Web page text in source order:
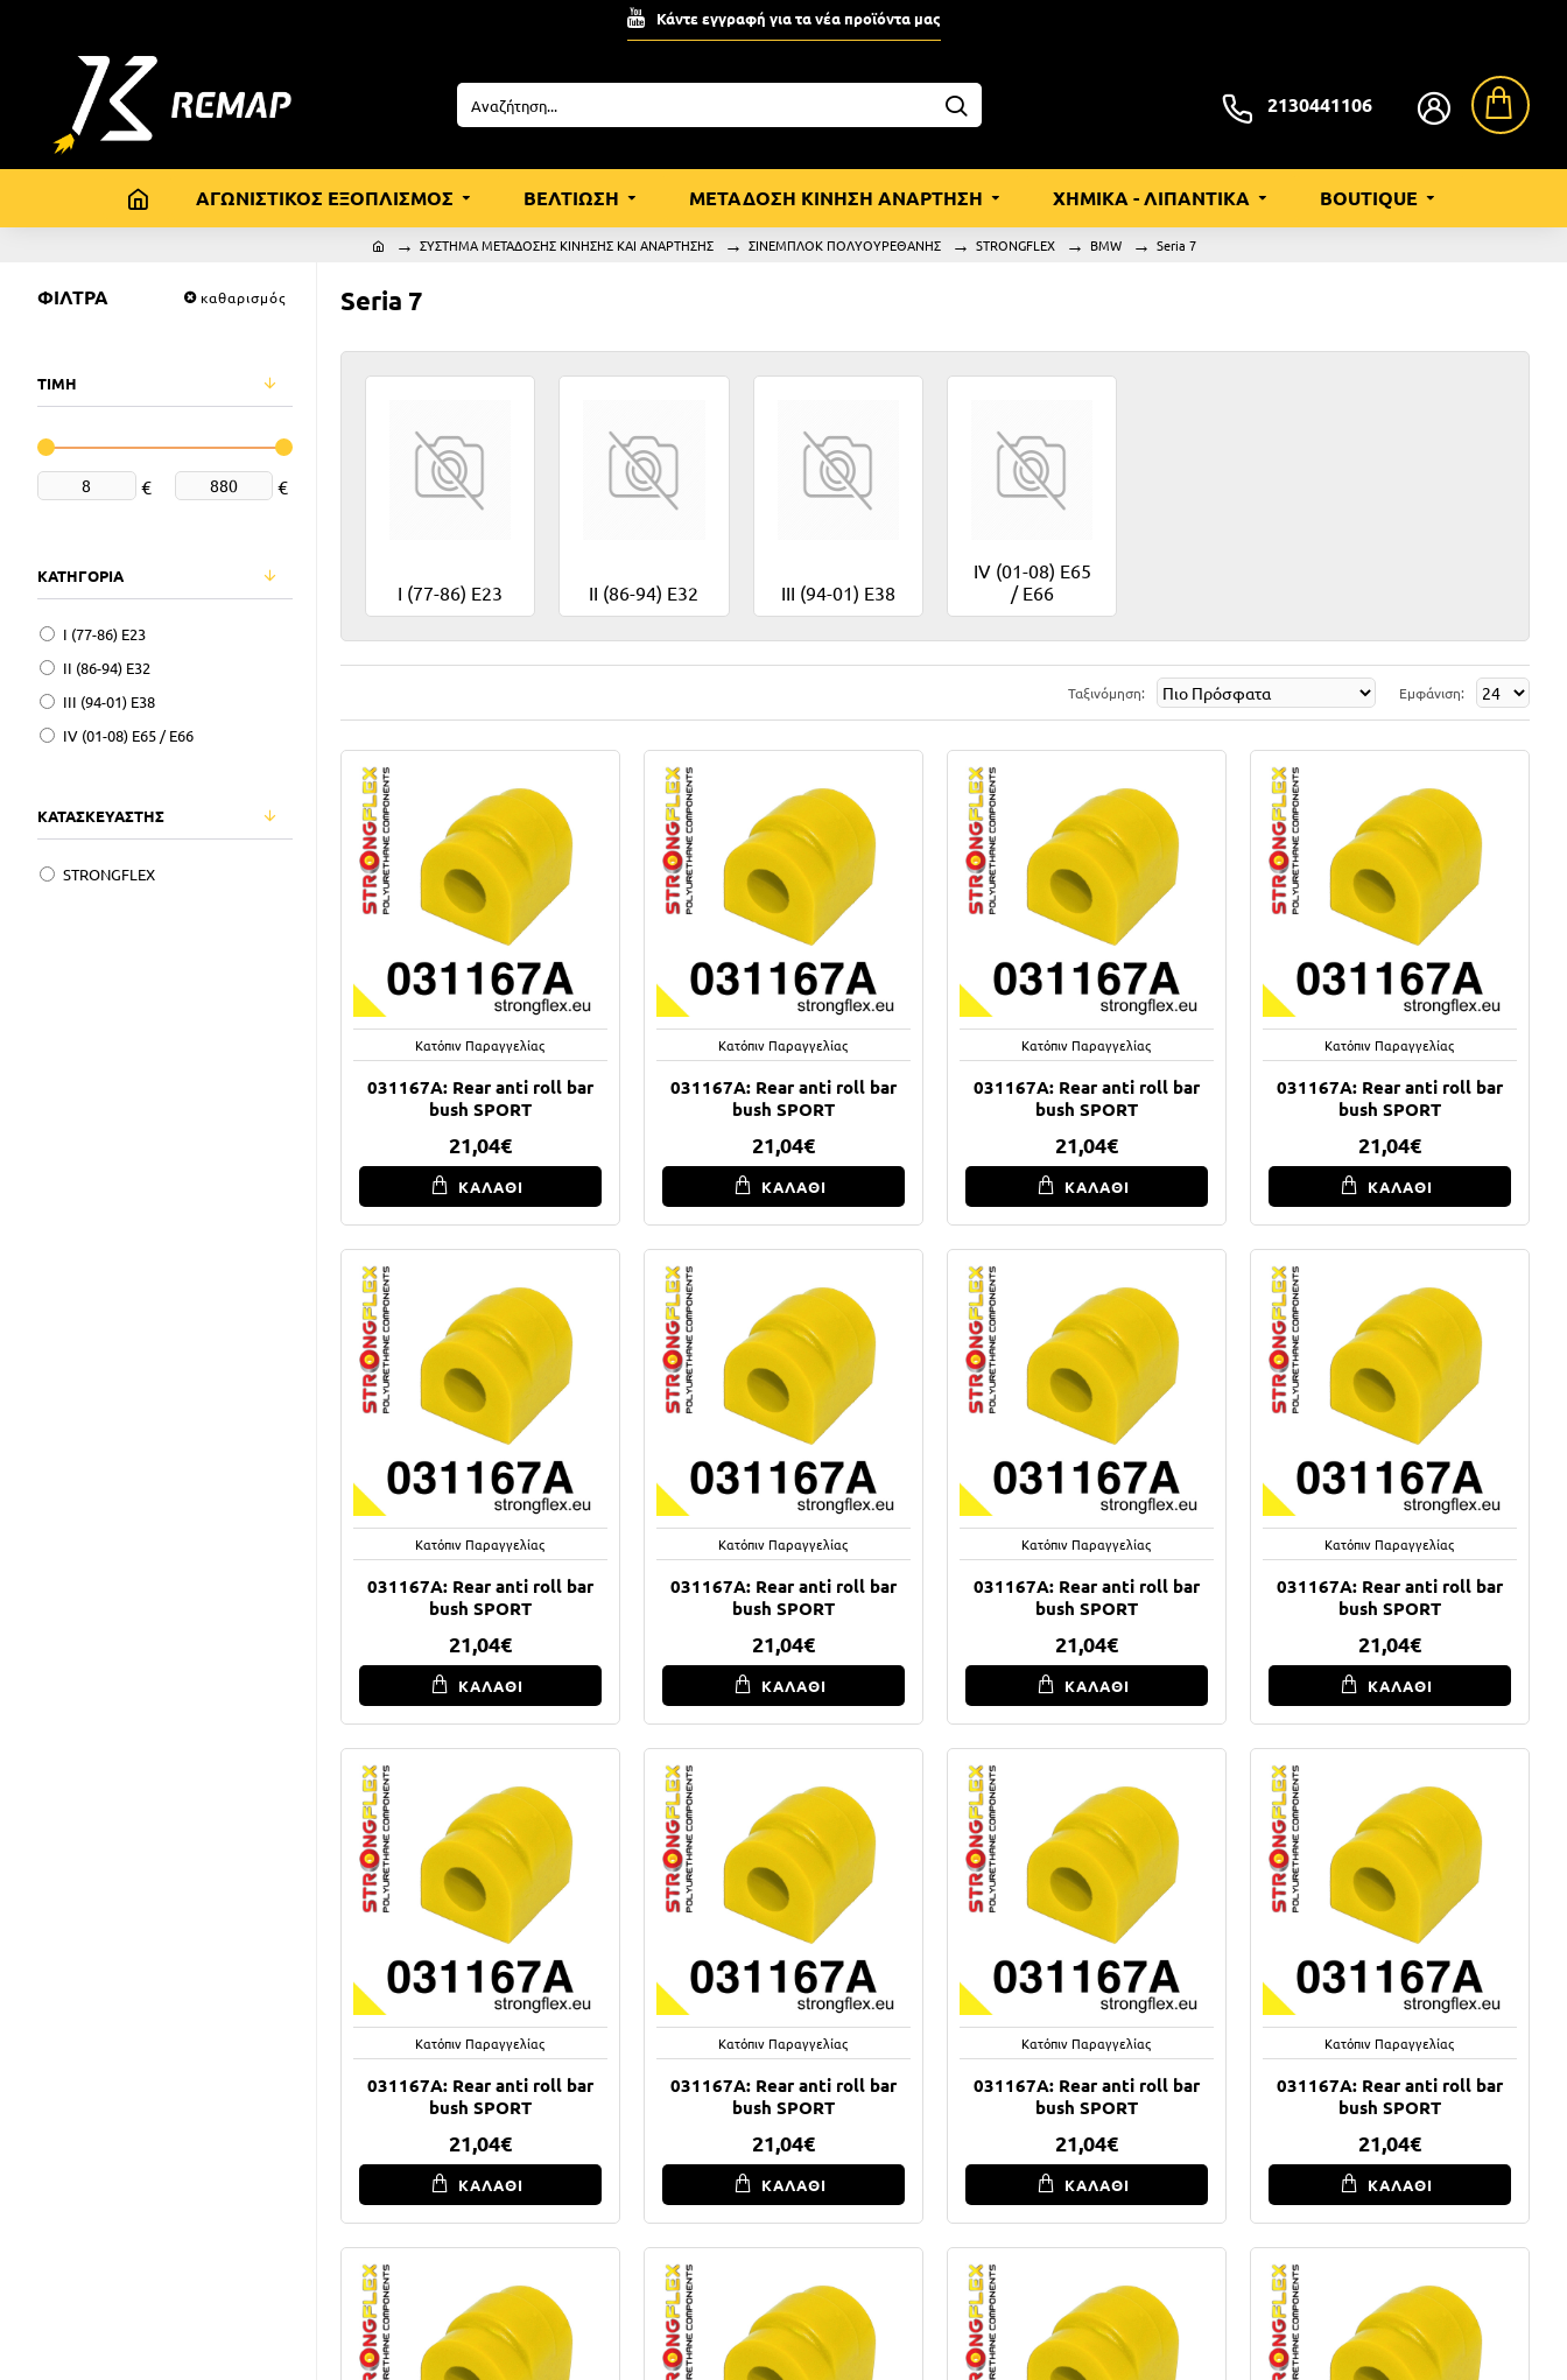
Κάντε εγγραφή για τα νέα προϊόντα μας
2130441106
ΑΓΩΝΙΣΤΙΚΟΣ ΕΞΟΠΛΙΣΜΟΣ ΒΕΛΤΙΩΣΗ ΜΕΤΑΔΟΣΗ ΚΙΝΗΣΗ ΑΝΑΡΤΗΣΗ ΧΗΜΙΚΑ - ΛΙΠΑΝΤΙΚΑ BOUTIQUE
ΣΥΣΤΗΜΑ ΜΕΤΑΔΟΣΗΣ ΚΙΝΗΣΗΣ ΚΑΙ ΑΝΑΡΤΗΣΗΣ ΣΙΝΕΜΠΛΟΚ ΠΟΛΥΟΥΡΕΘΑΝΗΣ STRONGFLEX BMW Seria 7
ΦΙΛΤΡΑ καθαρισμός
ΤΙΜΗ
€ €
ΚΑΤΗΓΟΡΙΑ
I (77-86) E23
II (86-94) E32
III (94-01) E38
IV (01-08) E65 / E66
ΚΑΤΑΣΚΕΥΑΣΤΗΣ
STRONGFLEX
Seria 7
I (77-86) E23 II (86-94) E32 III (94-01) E38
IV (01-08) E65
/ E66
Ταξινόμηση: Εμφάνιση:
Κατόπιν Παραγγελίας
031167A: Rear anti roll bar
bush SPORT
21,04€
ΚΑΛΑΘΙ
Κατόπιν Παραγγελίας
031167A: Rear anti roll bar
bush SPORT
21,04€
ΚΑΛΑΘΙ
Κατόπιν Παραγγελίας
031167A: Rear anti roll bar
bush SPORT
21,04€
ΚΑΛΑΘΙ
Κατόπιν Παραγγελίας
031167A: Rear anti roll bar
bush SPORT
21,04€
ΚΑΛΑΘΙ
Κατόπιν Παραγγελίας
031167A: Rear anti roll bar
bush SPORT
21,04€
ΚΑΛΑΘΙ
Κατόπιν Παραγγελίας
031167A: Rear anti roll bar
bush SPORT
21,04€
ΚΑΛΑΘΙ
Κατόπιν Παραγγελίας
031167A: Rear anti roll bar
bush SPORT
21,04€
ΚΑΛΑΘΙ
Κατόπιν Παραγγελίας
031167A: Rear anti roll bar
bush SPORT
21,04€
ΚΑΛΑΘΙ
Κατόπιν Παραγγελίας
031167A: Rear anti roll bar
bush SPORT
21,04€
ΚΑΛΑΘΙ
Κατόπιν Παραγγελίας
031167A: Rear anti roll bar
bush SPORT
21,04€
ΚΑΛΑΘΙ
Κατόπιν Παραγγελίας
031167A: Rear anti roll bar
bush SPORT
21,04€
ΚΑΛΑΘΙ
Κατόπιν Παραγγελίας
031167A: Rear anti roll bar
bush SPORT
21,04€
ΚΑΛΑΘΙ